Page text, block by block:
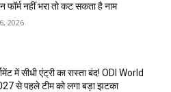
फॉर्म नहीं भरा तो कट सकता है नाम
2026
में सीधी एंट्री का रास्ता बंद! ODI World
से पहले टीम को लगा बड़ा झटका